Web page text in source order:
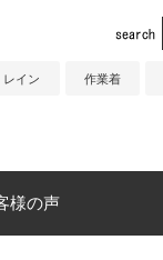
レイン 作業着
様の声